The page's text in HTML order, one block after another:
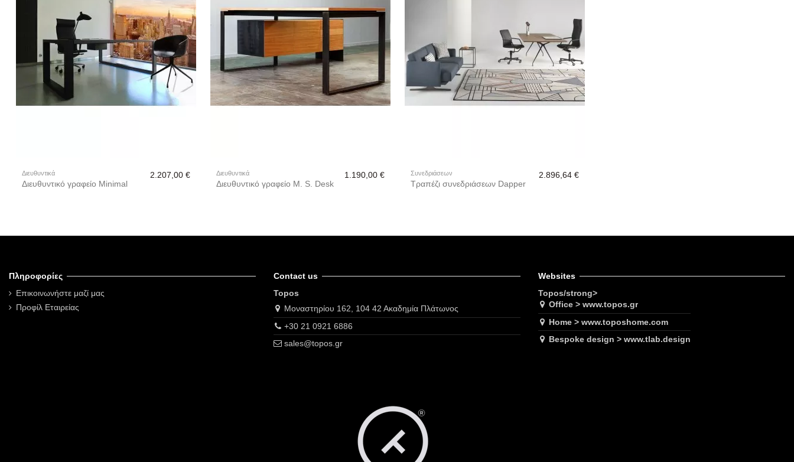
Διευθυντικά
Διευθυντικό γραφείο Minimal
2.207,00 € Διευθυντικά
Διευθυντικό γραφείο M. S. Desk
1.190,00 € Συνεδριάσεων
Τραπέζι συνεδριάσεων Dapper
2.896,64 €
Πληροφορίες
Επικοινωνήστε μαζί μας
Προφίλ Εταιρείας
Contact us
Topos
Μοναστηρίου 162, 104 42 Ακαδημία Πλάτωνος
+30 21 0921 6886
sales@topos.gr
Websites
Topos/strong>
Office > www.topos.gr
Home > www.toposhome.com
Bespoke design > www.tlab.design